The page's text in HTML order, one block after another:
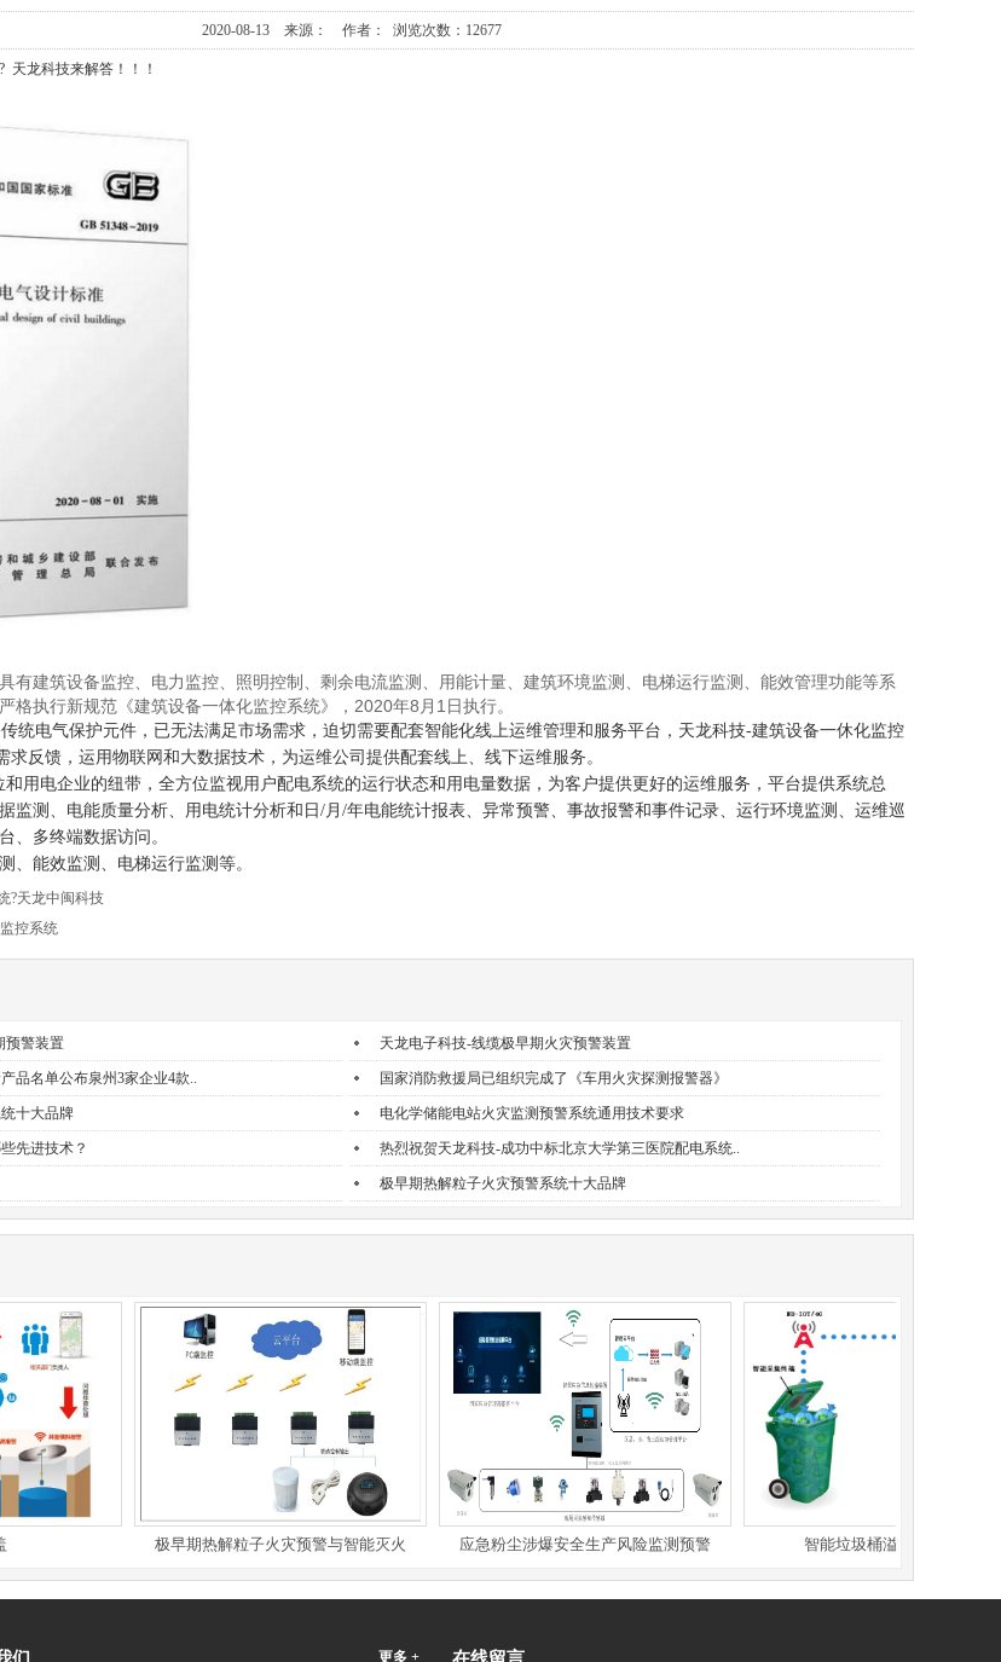
2020-08-13 来源： 作者： 浏览次数：12677
天龙科技来解答！！！
有建筑设备监控、电力监控、照明控制、剩余电流监测、用能计量、建筑环境监测、电梯运行监测、能效管理功能等系
格执行新规范《建筑设备一体化监控系统》，2020年8月1日执行。
统电气保护元件，已无法满足市场需求，迫切需要配套智能化线上运维管理和服务平台，天龙科技-建筑设备一休化监控
求反馈，运用物联网和大数据技术，为运维公司提供配套线上、线下运维服务。
用电企业的纽带，全方位监视用户配电系统的运行状态和用电量数据，为客户提供更好的运维服务，平台提供系统总
监测、电能质量分析、用电统计分析和日/月/年电能统计报表、异常预警、事故报警和事件记录、运行环境监测、运维巡
、多终端数据访问。
、能效监测、电梯运行监测等。
?天龙中闽科技
控系统
预警装置 天龙电子科技-线缆极早期火灾预警装置
品名单公布泉州3家企业4款.. 国家消防救援局已组织完成了《车用火灾探测报警器》
十大品牌 电化学储能电站火灾监测预警系统通用技术要求
先进技术？ 热烈祝贺天龙科技-成功中标北京大学第三医院配电系统..
极早期热解粒子火灾预警系统十大品牌
极早期热解粒子火灾预警与智能灭火 应急粉尘涉爆安全生产风险监测预警 智能垃圾桶溢满监控系统
更多 +